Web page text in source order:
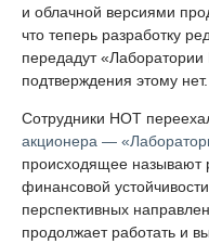
и облачной версиями
что теперь разработку
передадут
подтверждения этому нет.
Сотрудники НОТ
акционера —
происходящее называют
финансовой
перспективных
продолжает работать и